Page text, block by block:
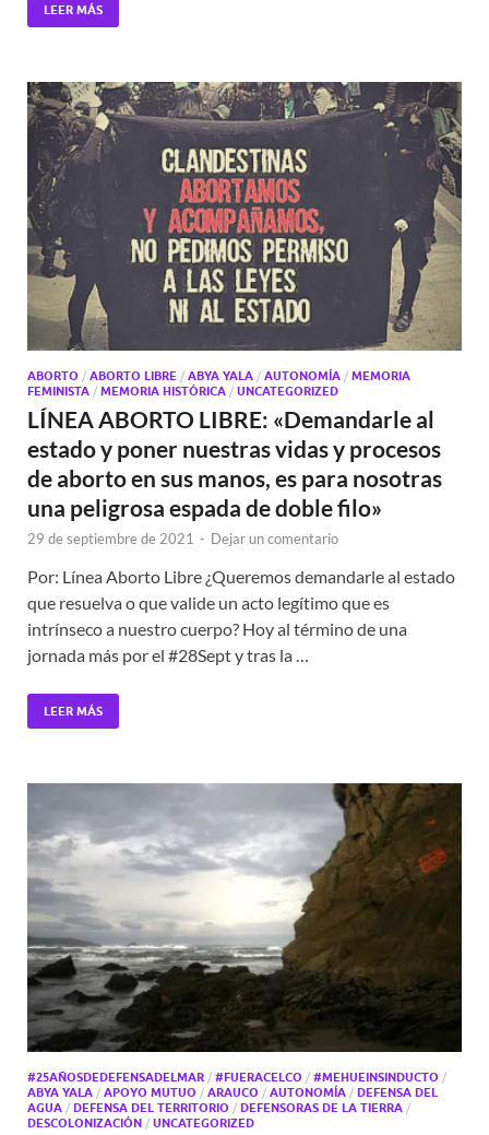
LEER MÁS
ABORTO / ABORTO LIBRE / ABYA YALA / AUTONOMÍA / MEMORIA
FEMINISTA / MEMORIA HISTÓRICA / UNCATEGORIZED
LÍNEA ABORTO LIBRE: «Demandarle al
estado y poner nuestras vidas y procesos
de aborto en sus manos, es para nosotras
una peligrosa espada de doble filo»
29 de septiembre de 2021 - Dejar un comentario
Por: Línea Aborto Libre ¿Queremos demandarle al estado
que resuelva o que valide un acto legítimo que es
intrínseco a nuestro cuerpo? Hoy al término de una
jornada más por el #28Sept y tras la …
LEER MÁS
#25AÑOSDEDEFENSADELMAR / #FUERACELCO / #MEHUEINSINDUCTO /
ABYA YALA / APOYO MUTUO / ARAUCO / AUTONOMÍA / DEFENSA DEL
AGUA / DEFENSA DEL TERRITORIO / DEFENSORAS DE LA TIERRA /
DESCOLONIZACIÓN / UNCATEGORIZED